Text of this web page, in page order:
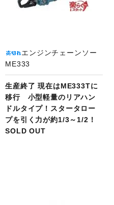
エンジンチェーンソー
ME333
生産終了 現在はME333Tに
移行 小型軽量のリアハン
ドルタイプ！スタータロー
プを引く力が約1/3～1/2！
SOLD OUT